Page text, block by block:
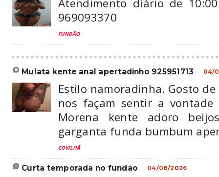
Atendimento diário de
969093370
FUNDÃO
mulata kente anal apertadinho 925951713 04/
Estilo namoradinha. Gosto
nos façam sentir a
Morena kente adoro
garganta funda bumbum
COVILHÃ
curta temporada no fundão 04/08/2026